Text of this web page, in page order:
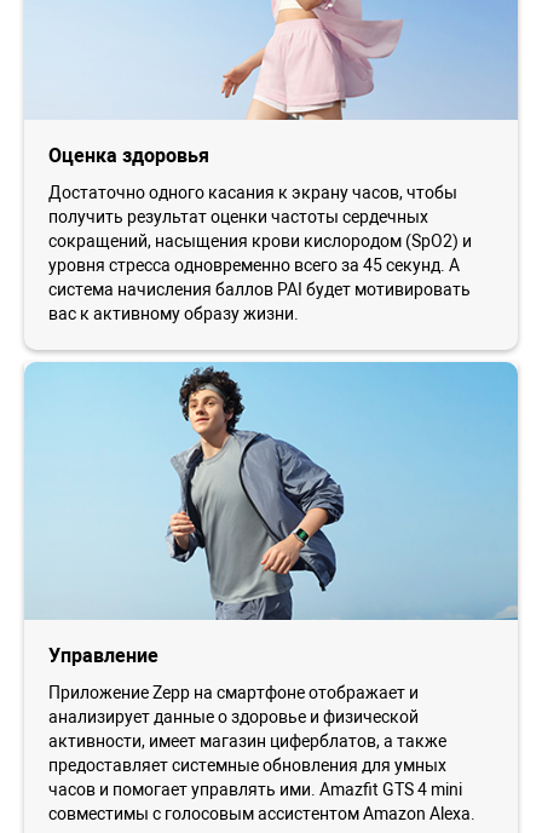
Оценка здоровья
Достаточно одного касания к экрану часов, чтобы
получить результат оценки частоты сердечных
сокращений, насыщения крови кислородом (SpO2) и
уровня стресса одновременно всего за 45 секунд. А
система начисления баллов PAI будет мотивировать
вас к активному образу жизни.
Управление
Приложение Zepp на смартфоне отображает и
анализирует данные о здоровье и физической
активности, имеет магазин циферблатов, а также
предоставляет системные обновления для умных
часов и помогает управлять ими. Amazfit GTS 4 mini
совместимы с голосовым ассистентом Amazon Alexa.